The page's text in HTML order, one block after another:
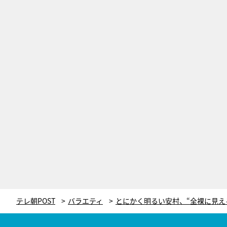
テレ朝POST バラエティ